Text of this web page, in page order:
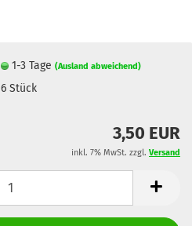
1-3 Tage(Ausland abweichend)
6Stück
3,50 EUR
inkl. 7% MwSt. zzgl. Versand